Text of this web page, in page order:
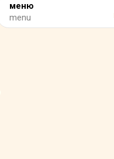
меню
menu